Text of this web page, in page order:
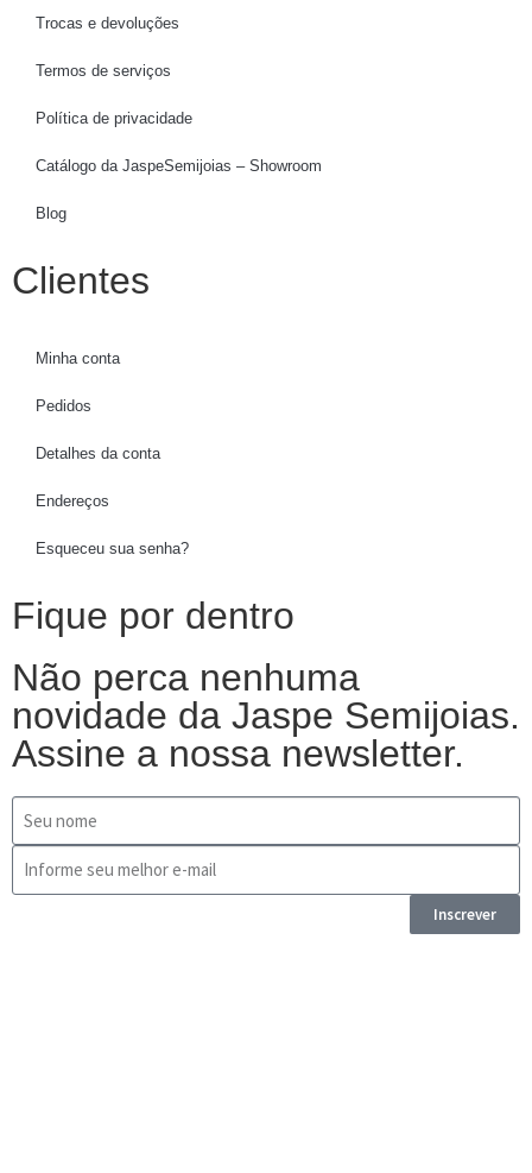
Trocas e devoluções
Termos de serviços
Política de privacidade
Catálogo da JaspeSemijoias – Showroom
Blog
Clientes
Minha conta
Pedidos
Detalhes da conta
Endereços
Esqueceu sua senha?
Fique por dentro
Não perca nenhuma
novidade da Jaspe Semijoias.
Assine a nossa newsletter.
Inscrever